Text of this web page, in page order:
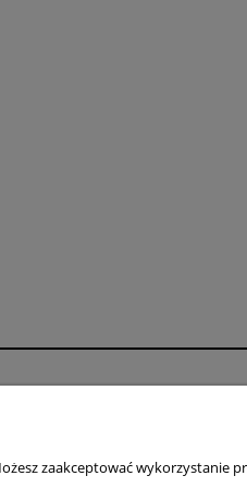
Blog
zaakceptować wykorzystanie